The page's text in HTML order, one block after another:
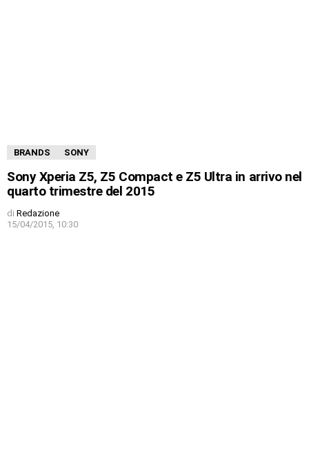
BRANDS SONY
Sony Xperia Z5, Z5 Compact e Z5 Ultra in arrivo nel
quarto trimestre del 2015
di Redazione
15/04/2015, 10:30